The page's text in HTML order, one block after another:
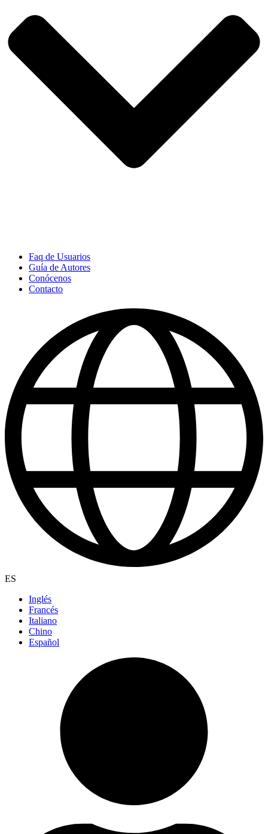
Faq de Usuarios
Guía de Autores
Conócenos
Contacto
ES
Inglés
Francés
Italiano
Chino
Español